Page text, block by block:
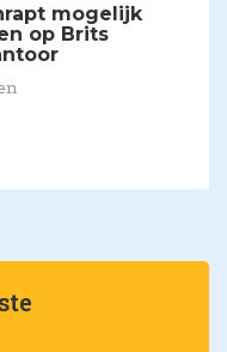
mogelijk
op Brits